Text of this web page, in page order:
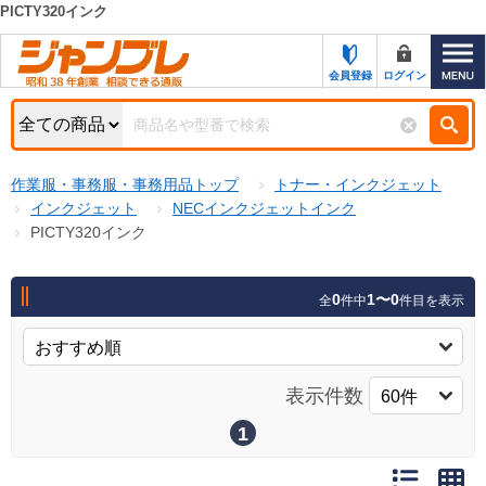
カテゴリー一覧
お知らせ
特集・キャンペーン一覧
初めての方へ
お問い合わせ
新規登録キャンペーン
キーワード検索
検索条件
商品カテゴリから選ぶ
商品ステータスで絞る
キャンペーン
PICTY320インク
会員登録 ログイン
作業服・事務服・事務用品トップ
トナー・インクジェット
インクジェット
NECインクジェットインク
PICTY320インク
全0件中1〜0件目を表示
表示件数
1